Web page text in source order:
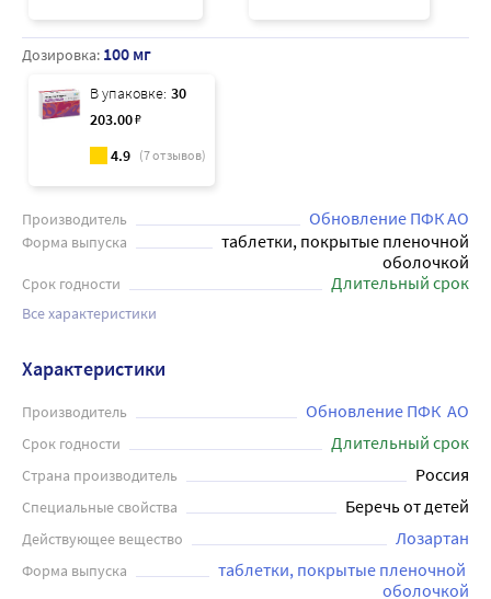
Дозировка: 100 мг
В упаковке: 30
203.00₽
4.9 (7отзывов)
Производитель Обновление ПФК АО
Форма выпуска
таблетки, покрытые пленочной
оболочкой
Срок годности Длительный срок
Все характеристики
Характеристики
Производитель Обновление ПФК  АО
Срок годности Длительный срок
Страна производитель Россия
Специальные свойства Беречь от детей
Действующее вещество Лозартан
Форма выпуска
таблетки, покрытые пленочной
оболочкой